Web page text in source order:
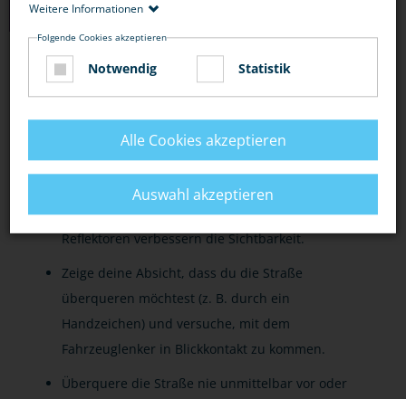
TIPPS
FUSSGÄNGER
Trage gut sichtbare (helle) Kleidung,
insbesondere in der Dunkelheit. Zusätzliche
Reflektoren verbessern die Sichtbarkeit.
Zeige deine Absicht, dass du die Straße
überqueren möchtest (z. B. durch ein
Handzeichen) und versuche, mit dem
Fahrzeuglenker in Blickkontakt zu kommen.
Überquere die Straße nie unmittelbar vor oder
Weitere Informationen
Folgende Cookies akzeptieren
Notwendig Statistik
Alle Cookies akzeptieren
Auswahl akzeptieren